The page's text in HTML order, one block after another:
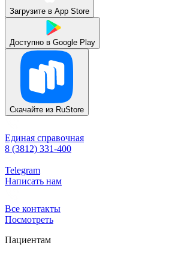
Загрузите в App Store
Доступно в Google Play
Скачайте из RuStore
Единая справочная
8 (3812) 331-400
Telegram
Написать нам
Все контакты
Посмотреть
Пациентам